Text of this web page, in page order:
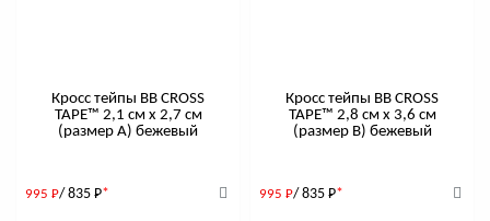
Кросс тейпы BB CROSS
TAPE™ 2,1 см x 2,7 см
(размер А) бежевый
995 Р/ 835 Р*
Кросс тейпы BB CROSS
TAPE™ 2,8 см x 3,6 см
(размер B) бежевый
995 Р/ 835 Р*